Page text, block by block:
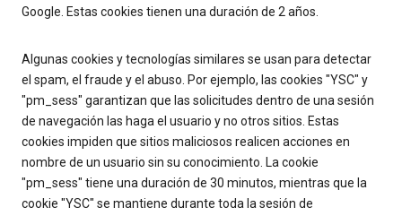
Google. Estas cookies tienen una duración de 2 años.
Algunas cookies y tecnologías similares se usan para detectar
el spam, el fraude y el abuso. Por ejemplo, las cookies "YSC" y
"pm_sess" garantizan que las solicitudes dentro de una sesión
de navegación las haga el usuario y no otros sitios. Estas
cookies impiden que sitios maliciosos realicen acciones en
nombre de un usuario sin su conocimiento. La cookie
"pm_sess" tiene una duración de 30 minutos, mientras que la
cookie "YSC" se mantiene durante toda la sesión de